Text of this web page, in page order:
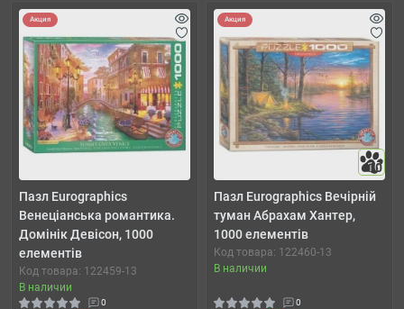
Акция
Пазл Eurographics
Венеціанська романтика.
Домінік Девісон, 1000
елементів
Код товара: 122459-13
В наличии
0
Акция
10
Пазл Eurographics Вечірній
туман Абрахам Хантер,
1000 елементів
Код товара: 122460-13
В наличии
0